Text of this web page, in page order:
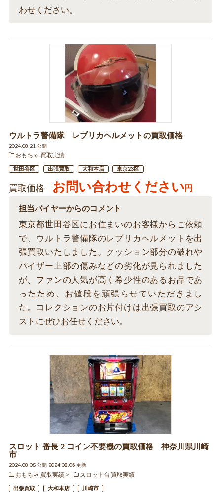
わせください。
ウルトラ警備隊 レプリカヘルメットの買取価格
2024.08.21 公開
おもちゃ 買取実績
世田谷区 出張買取 大和本店 東京23区
買取価格 お問い合わせください 円
担当バイヤーからのコメント
東京都世田谷区にお住まいのお客様からご依頼
で、ウルトラ警備隊のレプリカヘルメットを出
張買取いたしました。クッション部分の破れや
バイザー上部の傷みなどの劣化が見られました
が、ファンの人気が高く希少性のあるお品であ
ったため、お値段を頑張らせていただきまし
た。コレクションのお片付けは出張買取のアシ
ストにぜひお任せください。
スロット 番長 2 コイン不要機の買取価格 神奈川県川崎
市
2024.08.05 公開 2024.08.06 更新
おもちゃ 買取実績
スロット台 買取実績
出張買取 大和本店 川崎市